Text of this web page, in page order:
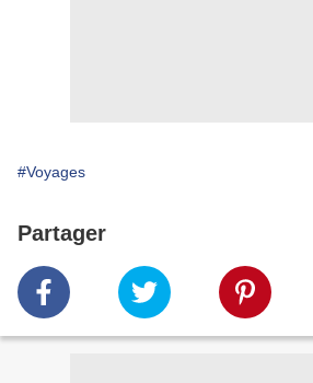
#Voyages
Partager